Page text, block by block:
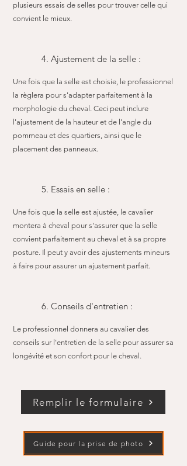
plusieurs essais de selles pour trouver celle qui
convient le mieux.
4. Ajustement de la selle :
Une fois que la selle est choisie, le professionnel
la règlera pour s'adapter parfaitement à la
morphologie du cheval. Ceci peut inclure
l'ajustement de la hauteur et de l'angle du
pommeau et des quartiers, ainsi que le
placement des panneaux.
5. Essais en selle :
Une fois que la selle est ajustée, le cavalier
montera à cheval pour s'assurer que la selle
convient parfaitement au cheval et à sa propre
posture. Il peut y avoir des ajustements mineurs
à faire pour assurer un ajustement parfait.
6. Conseils d'entretien :
Le professionnel donnera au cavalier des
conseils sur l'entretien de la selle pour assurer sa
longévité et son confort pour le cheval.
Guide pour la prise de photo
Remplir le formulaire